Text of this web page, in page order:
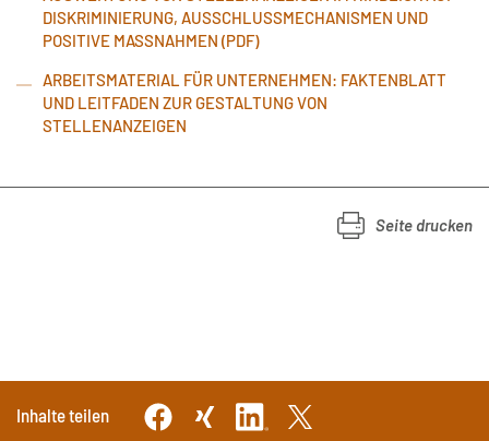
DISKRIMINIERUNG, AUSSCHLUSSMECHANISMEN UND
POSITIVE MASSNAHMEN (PDF)
ARBEITSMATERIAL FÜR UNTERNEHMEN: FAKTENBLATT
UND LEITFADEN ZUR GESTALTUNG VON
STELLENANZEIGEN
Seite drucken
Inhalte teilen